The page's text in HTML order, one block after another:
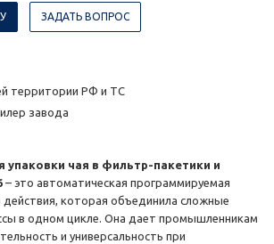
ЗАДАТЬ ВОПРОС
территории РФ и ТС
завода
упаковки чая в фильтр-пакетики и
– это автоматическая программируемая
действия, которая объединила сложные
в одном цикле. Она дает промышленникам
и универсальность при